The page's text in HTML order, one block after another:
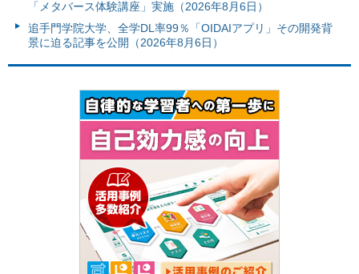
「メタバース体験講座」実施（2026年8月6日）
追手門学院大学、全学DL率99％「OIDAIアプリ」その開発背
景に迫る記事を公開（2026年8月6日）